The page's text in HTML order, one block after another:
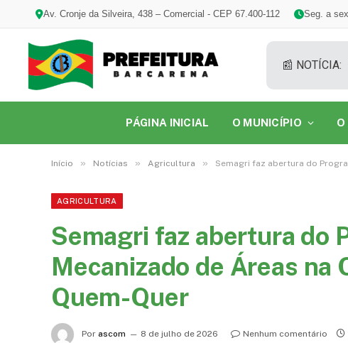
Av. Cronje da Silveira, 438 – Comercial - CEP 67.400-112 Seg. a
📰 NOTÍCIA:
PÁGINA INICIAL O MUNICÍPIO O
Início » Notícias » Agricultura » Semagri faz abertura do
AGRICULTURA
Semagri faz abertura do
Mecanizado de Áreas na
Quem-Quer
Por ascom 8 de julho de 2026 Nenhum comentário